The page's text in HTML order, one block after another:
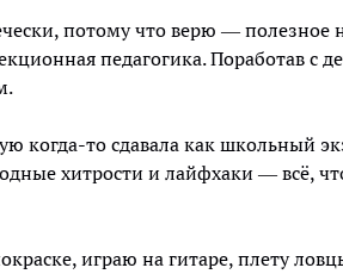
потому что верю —
педагогика. Поработав с
когда-то сдавала как школьный
хитрости и лайфхаки — всё,
играю на гитаре, плету